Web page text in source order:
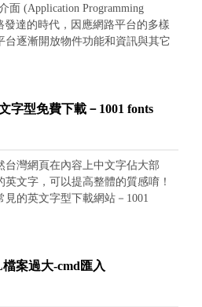
上按右鍵-->檢查），找到自己想套
例如想要套用shrink的特效，便打
名稱為''hvr-shrink''，便複製這行
(Application Programming
發達的時代，因應網路平台的多樣
台逐漸開放物件功能和資訊與其它
能開發打包成可物件連結的應用
進行應用串接，便是API的核心架
平台，都開發分享了許多能與它們
能，最常見的便是網站中越來越常
相關媒體應用，讓一般普通網站
用者在資訊接收應用上更為豐富
要趨勢。 網站豐富多元的內容資
是發展的趨勢，在製作網站的同
跨平台功能，便能將網站的豐富性
字型免費下載－1001 fonts
台灣網頁在內容上中文字佔大部
文字，可以提高整體的質感唷！
的英文字型下載網站－1001
便會跳出該風格的搜尋結果，只
即可下載。 點進字型可預覽 下載
此類，而標示為供個人使用(Free for
檔案過大-cmd匯入